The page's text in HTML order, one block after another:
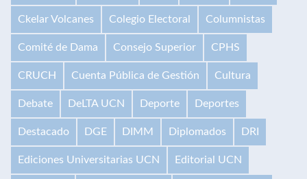
Ckelar Volcanes Colegio Electoral Columnistas
Comité de Dama Consejo Superior CPHS
CRUCH Cuenta Pública de Gestión Cultura
Debate DeLTA UCN Deporte Deportes
Destacado DGE DIMM Diplomados DRI
Ediciones Universitarias UCN Editorial UCN